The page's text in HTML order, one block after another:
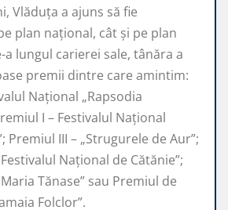
Vlăduța a ajuns să fie
plan naţional, cât şi pe plan
lungul carierei sale, tânăra a
premii dintre care amintim:
Național „Rapsodia
I – Festivalul Național
Premiul III – „Strugurele de Aur”;
Național de Cătănie”;
Tănase” sau Premiul de
Folclor”.